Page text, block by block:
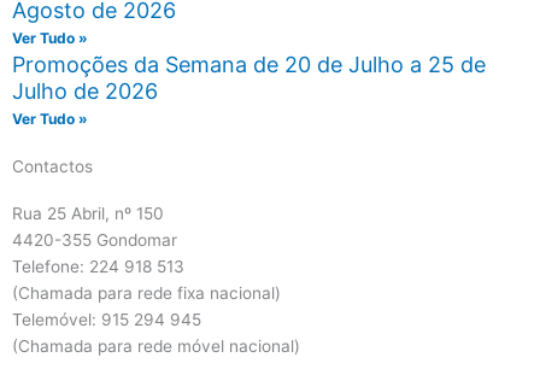
Agosto de 2026
Ver Tudo »
Promoções da Semana de 20 de Julho a 25 de
Julho de 2026
Ver Tudo »
Contactos
Rua 25 Abril, nº 150
4420-355 Gondomar
Telefone: 224 918 513
(Chamada para rede fixa nacional)
Telemóvel: 915 294 945
(Chamada para rede móvel nacional)